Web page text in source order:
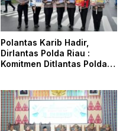
Polantas Karib Hadir,
Dirlantas Polda Riau :
Komitmen Ditlantas Polda
dan Edukasi Kepada
Masyarakat